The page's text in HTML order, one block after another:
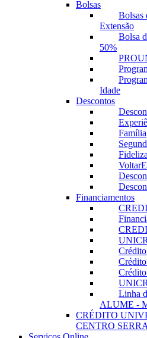
Bolsas
Bolsas
Extensão
Bolsa
50%
Idade
Descontos
Família
VoltarE
Financiamentos
Linha
ALUME -
CRÉDITO
CENTRO